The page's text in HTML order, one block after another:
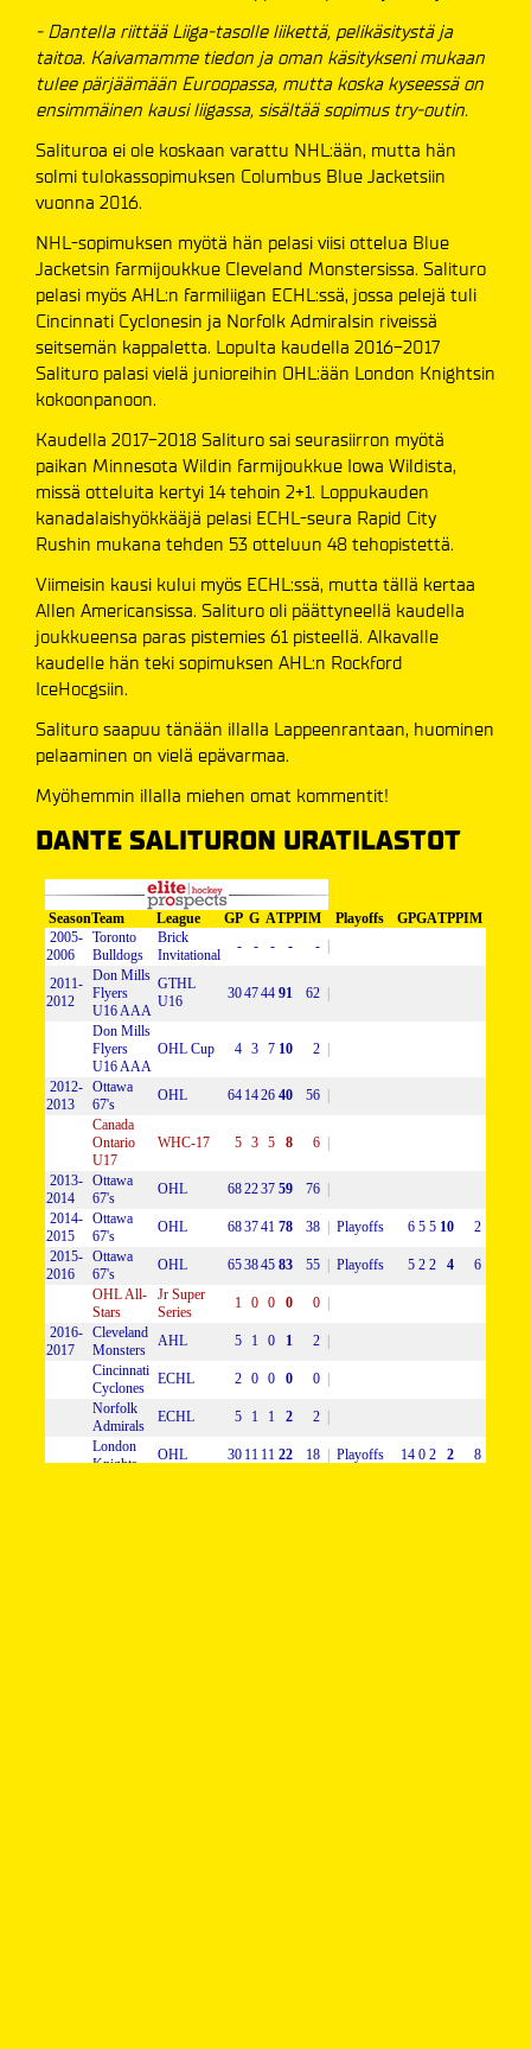
- Dantella riittää Liiga-tasolle liikettä, pelikäsitystä ja
taitoa. Kaivamamme tiedon ja oman käsitykseni mukaan
tulee pärjäämään Euroopassa, mutta koska kyseessä on
ensimmäinen kausi liigassa, sisältää sopimus try-outin.
Salituroa ei ole koskaan varattu NHL:ään, mutta hän
solmi tulokassopimuksen Columbus Blue Jacketsiin
vuonna 2016.
NHL-sopimuksen myötä hän pelasi viisi ottelua Blue
Jacketsin farmijoukkue Cleveland Monstersissa. Salituro
pelasi myös AHL:n farmiliigan ECHL:ssä, jossa pelejä tuli
Cincinnati Cyclonesin ja Norfolk Admiralsin riveissä
seitsemän kappaletta. Lopulta kaudella 2016-2017
Salituro palasi vielä junioreihin OHL:ään London Knightsin
kokoonpanoon.
Kaudella 2017-2018 Salituro sai seurasiirron myötä
paikan Minnesota Wildin farmijoukkue Iowa Wildista,
missä otteluita kertyi 14 tehoin 2+1. Loppukauden
kanadalaishyökkääjä pelasi ECHL-seura Rapid City
Rushin mukana tehden 53 otteluun 48 tehopistettä.
Viimeisin kausi kului myös ECHL:ssä, mutta tällä kertaa
Allen Americansissa. Salituro oli päättyneellä kaudella
joukkueensa paras pistemies 61 pisteellä. Alkavalle
kaudelle hän teki sopimuksen AHL:n Rockford
IceHocgsiin.
Salituro saapuu tänään illalla Lappeenrantaan, huominen
pelaaminen on vielä epävarmaa.
Myöhemmin illalla miehen omat kommentit!
DANTE SALITURON URATILASTOT